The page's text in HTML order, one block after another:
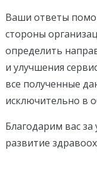
Ваши ответы
стороны
определить
и улучшения
все полученные
исключительно в
Благодарим вас
развитие